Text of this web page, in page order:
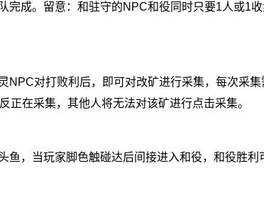
完成。留意：和驻守的NPC和役同时只要1人或1
对打败利后，即可对改矿进行采集，每次采集
在采集，其他人将无法对该矿进行点击采集。
，当玩家脚色触碰达后间接进入和役，和役胜利